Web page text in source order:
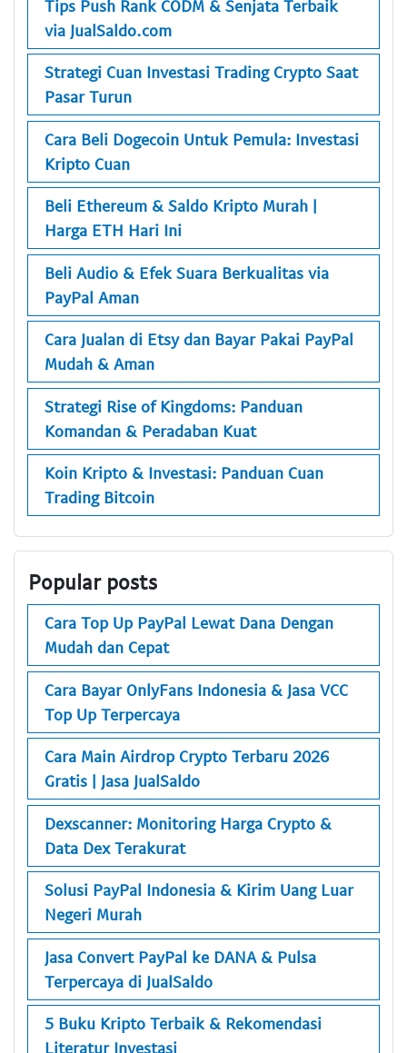
Tips Push Rank CODM & Senjata Terbaik
via JualSaldo.com
Strategi Cuan Investasi Trading Crypto Saat
Pasar Turun
Cara Beli Dogecoin Untuk Pemula: Investasi
Kripto Cuan
Beli Ethereum & Saldo Kripto Murah |
Harga ETH Hari Ini
Beli Audio & Efek Suara Berkualitas via
PayPal Aman
Cara Jualan di Etsy dan Bayar Pakai PayPal
Mudah & Aman
Strategi Rise of Kingdoms: Panduan
Komandan & Peradaban Kuat
Koin Kripto & Investasi: Panduan Cuan
Trading Bitcoin
Popular posts
Cara Top Up PayPal Lewat Dana Dengan
Mudah dan Cepat
Cara Bayar OnlyFans Indonesia & Jasa VCC
Top Up Terpercaya
Cara Main Airdrop Crypto Terbaru 2026
Gratis | Jasa JualSaldo
Dexscanner: Monitoring Harga Crypto &
Data Dex Terakurat
Solusi PayPal Indonesia & Kirim Uang Luar
Negeri Murah
Jasa Convert PayPal ke DANA & Pulsa
Terpercaya di JualSaldo
5 Buku Kripto Terbaik & Rekomendasi
Literatur Investasi